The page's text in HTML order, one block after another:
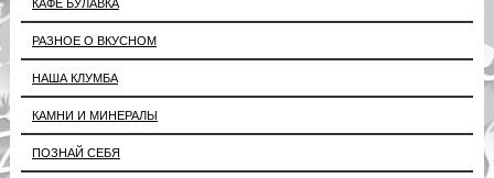
КАФЕ БУЛАВКА
РАЗНОЕ О ВКУСНОМ
НАША КЛУМБА
КАМНИ И МИНЕРАЛЫ
ПОЗНАЙ СЕБЯ